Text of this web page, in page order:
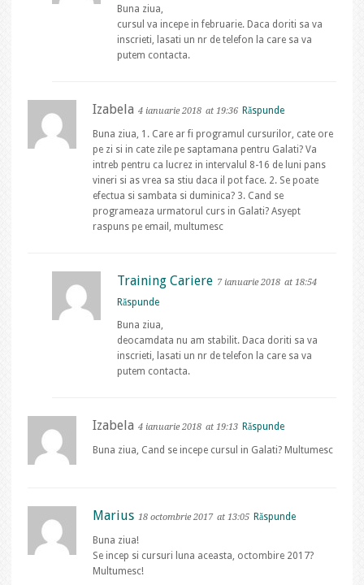
Buna ziua,
cursul va incepe in februarie. Daca doriti sa va
inscrieti, lasati un nr de telefon la care sa va
putem contacta.
Izabela 4 ianuarie 2018 at 19:36 Răspunde
Buna ziua, 1. Care ar fi programul cursurilor, cate ore
pe zi si in cate zile pe saptamana pentru Galati? Va
intreb pentru ca lucrez in intervalul 8-16 de luni pans
vineri si as vrea sa stiu daca il pot face. 2. Se poate
efectua si sambata si duminica? 3. Cand se
programeaza urmatorul curs in Galati? Asyept
raspuns pe email, multumesc
Training Cariere 7 ianuarie 2018 at 18:54
Răspunde
Buna ziua,
deocamdata nu am stabilit. Daca doriti sa va
inscrieti, lasati un nr de telefon la care sa va
putem contacta.
Izabela 4 ianuarie 2018 at 19:13 Răspunde
Buna ziua, Cand se incepe cursul in Galati? Multumesc
Marius 18 octombrie 2017 at 13:05 Răspunde
Buna ziua!
Se incep si cursuri luna aceasta, octombire 2017?
Multumesc!